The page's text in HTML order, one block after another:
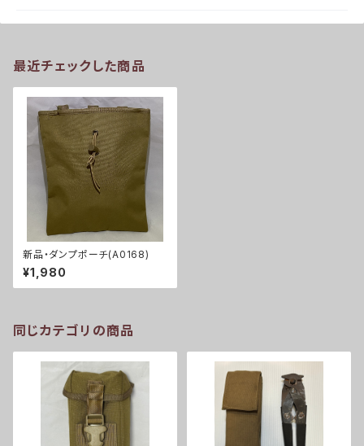
最近チェックした商品
新品・ダンプポーチ(A0168)
¥1,980
同じカテゴリの商品